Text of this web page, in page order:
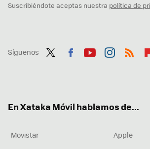
Suscribiéndote aceptas nuestra política de
Síguenos
En Xataka Móvil hablamos de...
Movistar
Apple